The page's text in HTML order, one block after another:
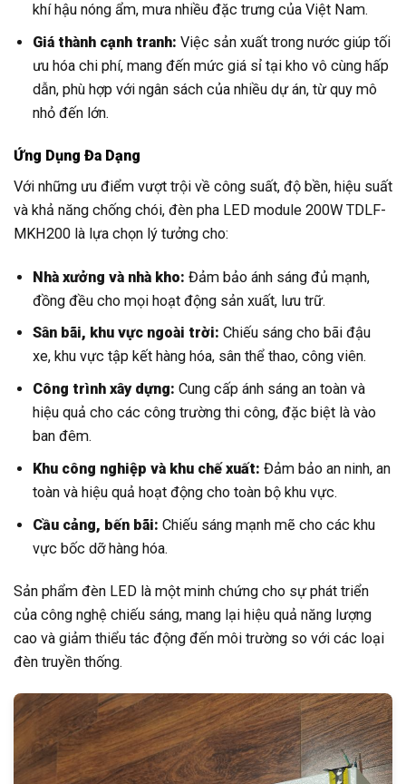
khí hậu nóng ẩm, mưa nhiều đặc trưng của Việt Nam.
Giá thành cạnh tranh: Việc sản xuất trong nước giúp tối
ưu hóa chi phí, mang đến mức giá sỉ tại kho vô cùng hấp
dẫn, phù hợp với ngân sách của nhiều dự án, từ quy mô
nhỏ đến lớn.
Ứng Dụng Đa Dạng
Với những ưu điểm vượt trội về công suất, độ bền, hiệu suất
và khả năng chống chói, đèn pha LED module 200W TDLF-
MKH200 là lựa chọn lý tưởng cho:
Nhà xưởng và nhà kho: Đảm bảo ánh sáng đủ mạnh,
đồng đều cho mọi hoạt động sản xuất, lưu trữ.
Sân bãi, khu vực ngoài trời: Chiếu sáng cho bãi đậu
xe, khu vực tập kết hàng hóa, sân thể thao, công viên.
Công trình xây dựng: Cung cấp ánh sáng an toàn và
hiệu quả cho các công trường thi công, đặc biệt là vào
ban đêm.
Khu công nghiệp và khu chế xuất: Đảm bảo an ninh, an
toàn và hiệu quả hoạt động cho toàn bộ khu vực.
Cầu cảng, bến bãi: Chiếu sáng mạnh mẽ cho các khu
vực bốc dỡ hàng hóa.
Sản phẩm đèn LED là một minh chứng cho sự phát triển
của công nghệ chiếu sáng, mang lại hiệu quả năng lượng
cao và giảm thiểu tác động đến môi trường so với các loại
đèn truyền thống.